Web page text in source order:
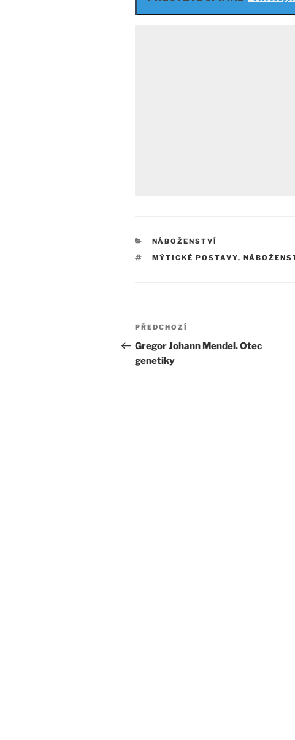
RUBRIKY
NÁBOŽENSTVÍ
ŠTÍTKY
MÝTICKÉ POSTAVY,
Navigace
pro
příspěvek
Předchozí
příspěvek
PŘEDCHOZÍ
Gregor Johann Mendel. Otec
genetiky